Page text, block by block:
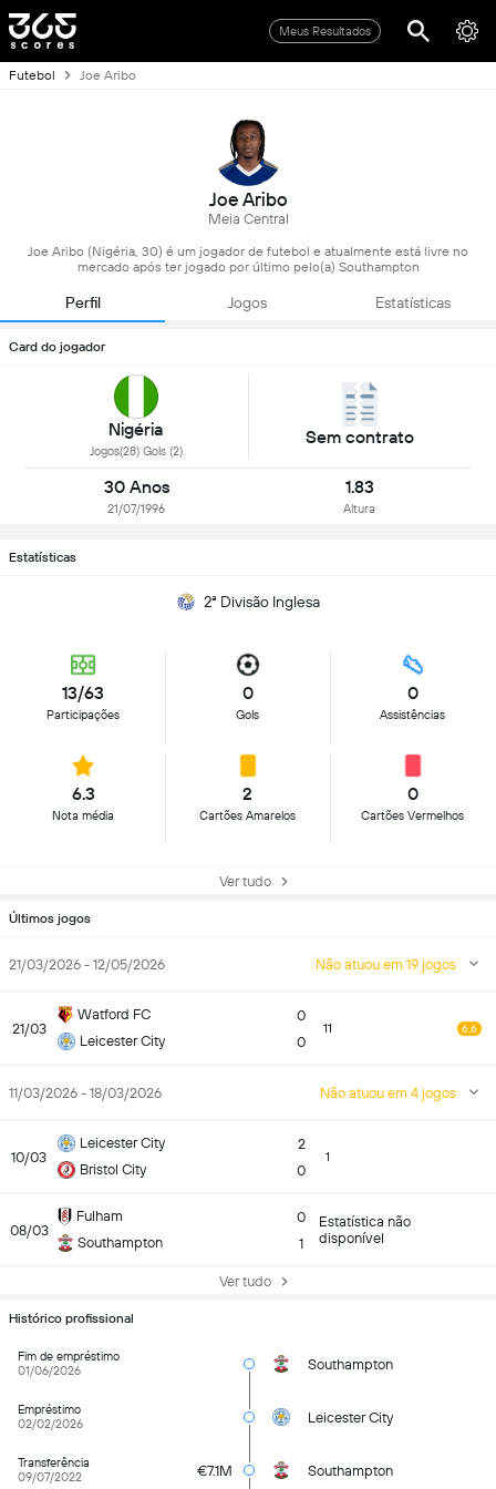
Meus Resultados
Futebol Joe Aribo
Joe Aribo
Meia Central
Joe Aribo (Nigéria, 30) é um jogador de futebol e atualmente está livre no
mercado após ter jogado por último pelo(a) Southampton
Perfil Jogos Estatísticas
Card do jogador
Nigéria
Jogos(28) Gols (2)
Sem contrato
30 Anos
21/07/1996
1.83
Altura
Estatísticas
2ª Divisão Inglesa
13/63
Participações
0
Gols
0
Assistências
6.3
Nota média
2
Cartões Amarelos
0
Cartões Vermelhos
Ver tudo
Últimos jogos
21/03/2026 - 12/05/2026 Não atuou em 19 jogos
21/03
Watford FC
Leicester City
0
0
11 6.6
11/03/2026 - 18/03/2026 Não atuou em 4 jogos
10/03
Leicester City
Bristol City
2
0
1
08/03
Fulham
Southampton
0
1
Estatística não
disponível
Ver tudo
Histórico profissional
Fim de empréstimo
01/06/2026
Southampton
Empréstimo
02/02/2026
Leicester City
Transferência
09/07/2022
€7.1M Southampton